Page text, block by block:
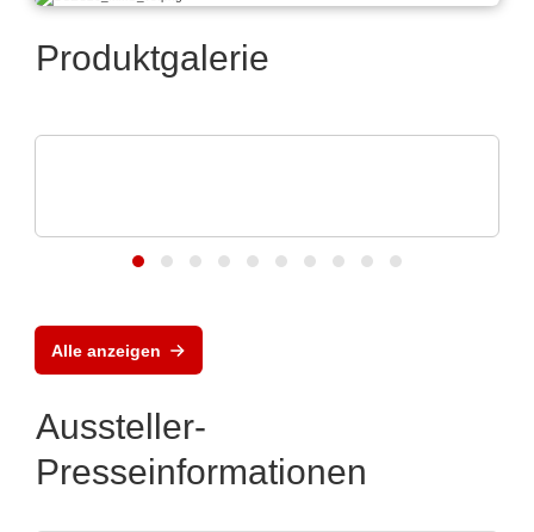
Produktgalerie
Alle anzeigen
Aussteller-
Presseinformationen